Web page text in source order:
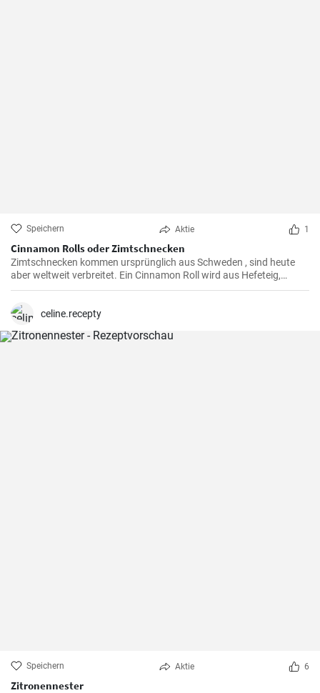
Speichern Aktie 1
Cinnamon Rolls oder Zimtschnecken
Zimtschnecken kommen ursprünglich aus Schweden , sind heute
aber weltweit verbreitet. Ein Cinnamon Roll wird aus Hefeteig,
Butter, Zimt und Zucker zubereitet . Ihre Kinder und Kaffeegäste
celine.recepty
Speichern Aktie 6
Zitronennester